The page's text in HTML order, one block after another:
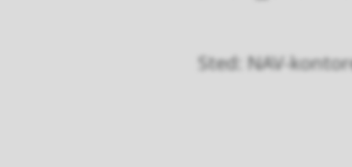
Sted: NAV-